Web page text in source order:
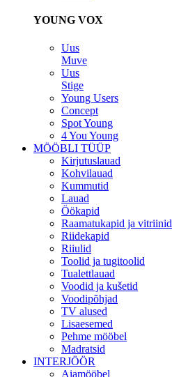
YOUNG VOX
Uus
Muve
Uus
Stige
Young Users
Concept
Spot Young
4 You Young
MÖÖBLI TÜÜP
Kirjutuslauad
Kohvilauad
Kummutid
Lauad
Öökapid
Raamatukapid ja vitriinid
Riidekapid
Riiulid
Toolid ja tugitoolid
Tualettlauad
Voodid ja kušetid
Voodipõhjad
TV alused
Lisaesemed
Pehme mööbel
Madratsid
INTERJÖÖR
Aiamööbel